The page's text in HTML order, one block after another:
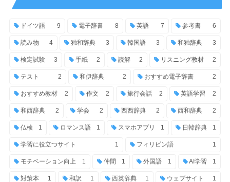
ドイツ語 9 電子辞書 8 英語 7 参考書 6
読み物 4 独和辞典 3 韓国語 3 和独辞典 3
検定試験 3 手紙 2 読解 2 リスニング教材 2
テスト 2 和伊辞典 2 おすすめ電子辞書 2
おすすめ教材 2 作文 2 旅行会話 2 英語学習 2
和西辞典 2 学会 2 西西辞典 2 西和辞典 2
仏検 1 ロマンス語 1 スマホアプリ 1 日韓辞典 1
学習に役立つサイト 1 フィリピン語 1
モチベーション向上 1 仲間 1 外国語 1 AI学習 1
対策本 1 和訳 1 西英辞典 1 ウェブサイト 1